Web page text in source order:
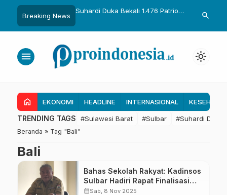
Breaking News
Gelar Sulo
Suhardi Duka Bekali 1.476 Patriot
Dasar Kebijakan Transmigrasi
Gubernur
untuk
search
menu light_mode
home EKONOMI HEADLINE INTERNASIONAL
TRENDING TAGS #Sulawesi Barat #Sulbar #Suhardi Duka
Beranda » Tag "Bali"
Bali
Bahas Sekolah Rakyat: Kadinsos
Sulbar Hadiri Rapat Finalisasi
Readiness Criteria
calendar_monthSab, 8 Nov 2025